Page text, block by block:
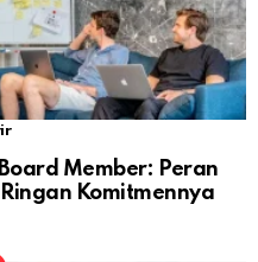
Member: Peran
Komitmennya